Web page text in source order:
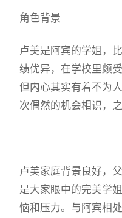
角色背景
卢美是阿宾的学姐，
绩优异，在学校里颇
但内心其实有着不为
次偶然的机会相识，
卢美家庭背景良好，
是大家眼中的完美学
恼和压力。与阿宾相